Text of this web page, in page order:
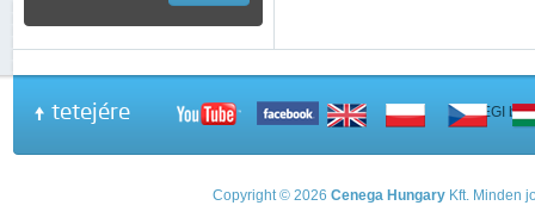
tetejére A PEGI
Copyright © 2026 Cenega Hungary Kft. Minden